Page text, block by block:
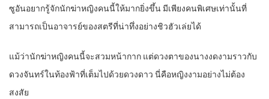
ซูอันอยากรู้จักนักฆ่าหญิงคนนี้ให้มากยิ่งขึ้น มีเพียงคนพิเศษเท่านั้นที่
สามารถเป็นอาจารย์ของสตรีที่น่าทึ่งอย่างชิวฮัวเล่ยได้
แม้ว่านักฆ่าหญิงคนนี้จะสวมหน้ากาก แต่ดวงตาของนางงดงามราวกับ
ดวงจันทร์ในท้องฟ้าที่เต็มไปด้วยดวงดาว นี่คือหญิงงามอย่างไม่ต้อง
สงสัย